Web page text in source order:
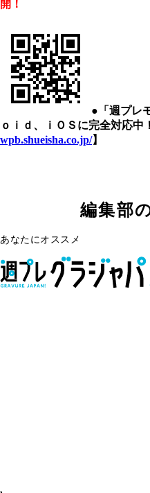
開！
●「週プレ
ｏｉｄ、ｉＯＳに完全対応中
wpb.shueisha.co.jp/】
編集部
あなたにオススメ